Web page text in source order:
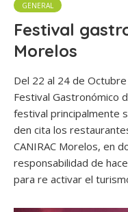
GENERAL
Festival
Morelos
Del 22 al 24 de
Festival Gastronómico
festival principalmente
den cita los
CANIRAC Morelos, en
responsabilidad de
para re activar el